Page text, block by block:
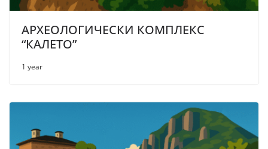
АРХЕОЛОГИЧЕСКИ КОМПЛЕКС
“КАЛЕТО”
1 year